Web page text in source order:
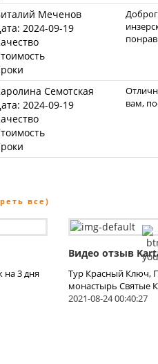
Меченов
2024-09-19
Семотская
2024-09-19
вам,
все)
на 3 дня
Видео отзыв
Тур Красный Ключ,
монастырь Святые
2021-08-24 00:40:27